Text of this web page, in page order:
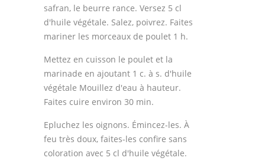
safran, le beurre rance. Versez 5 cl
d'huile végétale. Salez, poivrez. Faites
mariner les morceaux de poulet 1 h.
Mettez en cuisson le poulet et la
marinade en ajoutant 1 c. à s. d'huile
végétale Mouillez d'eau à hauteur.
Faites cuire environ 30 min.
Epluchez les oignons. Émincez-les. À
feu très doux, faites-les confire sans
coloration avec 5 cl d'huile végétale.